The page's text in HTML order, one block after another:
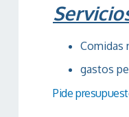
Comidas
gastos
Pide